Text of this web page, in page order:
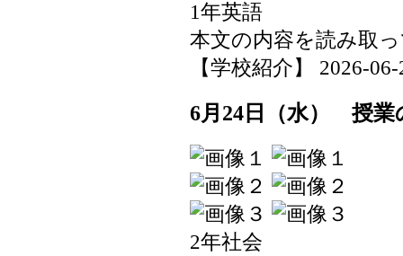
1年英語
本文の内容を読み取
【学校紹介】 2026-
6月24日（水） 授業
2年社会